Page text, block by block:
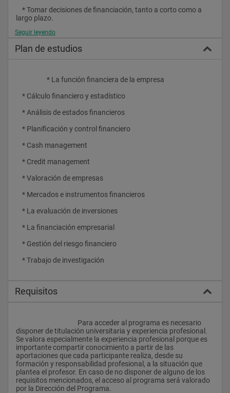
largo plazo.
    * Gestionar eficientemente los saldos de tesorería de la
los mercados financieros, tipología de los activos negociados
y valoración de estos activos.
alcance de la empresa.
financiera tanto a corto como a largo plazo.
valoración de empresas, así como la problemática que se
plantea en los procesos de fusiones y adquisiciones de
empresas.
Seguir leyendo
Plan de estudios
                    * La función financiera de la empresa
    * Cálculo financiero y estadístico
    * Análisis de estados financieros
    * Planificación y control financiero
    * Cash management
    * Credit management
    * Valoración de empresas
    * Mercados e instrumentos financieros
    * La evaluación de inversiones
    * La financiación empresarial
    * Gestión del riesgo financiero
    * Trabajo de investigación
Requisitos
disponer de titulación universitaria y experiencia profesional.
Se valora especialmente la experiencia profesional porque es
importante compartir conocimiento a partir de las
aportaciones que cada participante realiza, desde su
formación y responsabilidad profesional, a la situación que
plantea el profesor. En caso de no disponer de alguno de los
requisitos mencionados, el acceso al programa será valorado
por la Dirección del Programa.